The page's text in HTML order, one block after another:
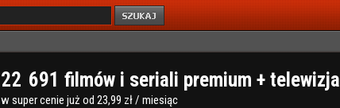
22 691 filmów i seriali premium + telewizja
w super cenie już od 23,99 zł / miesiąc